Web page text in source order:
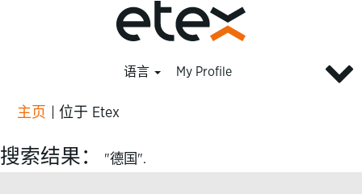
语言 My Profile
主页 位于 Etex
页
搜索结果： "德国".